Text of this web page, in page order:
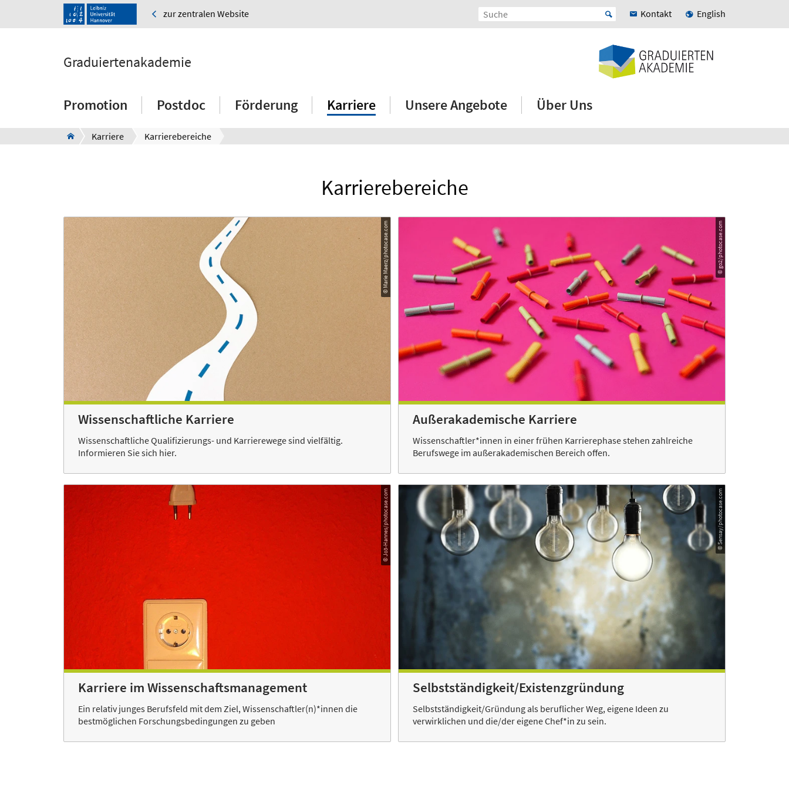
zur zentralen Website Kontakt English
Graduiertenakademie
Promotion Postdoc Förderung Karriere Unsere Angebote Über Uns
Karriere Karrierebereiche
Karrierebereiche
© Marie Maerz/photocase.com
Wissenschaftliche Karriere
Wissenschaftliche Qualifizierungs- und Karrierewege sind vielfältig.
Informieren Sie sich hier.
© Jo3-Hannes/photocase.com
Karriere im Wissenschaftsmanagement
Ein relativ junges Berufsfeld mit dem Ziel, Wissenschaftler(n)*innen die
bestmöglichen Forschungsbedingungen zu geben
© go2/photocase.com
Außerakademische Karriere
Wissenschaftler*innen in einer frühen Karrierephase stehen zahlreiche
Berufswege im außerakademischen Bereich offen.
© Sensay/photocase.com
Selbstständigkeit/Existenzgründung
Selbstständigkeit/Gründung als beruflicher Weg, eigene Ideen zu
verwirklichen und die/der eigene Chef*in zu sein.